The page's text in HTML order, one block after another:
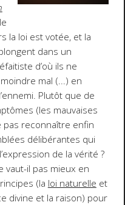
la loi est votée, et la
dans un
d’où ils ne
mal (...) en
Plutôt que de
(les mauvaises
pas reconnaître enfin
délibérantes qui
de la vérité ?
vaut-il pas mieux en
(la loi naturelle et
divine et la raison) pour